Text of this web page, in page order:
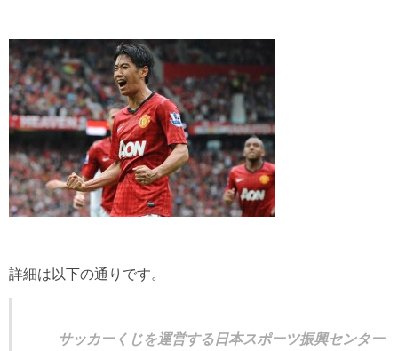
詳細は以下の通りです。
サッカーくじを運営する日本スポーツ振興センター